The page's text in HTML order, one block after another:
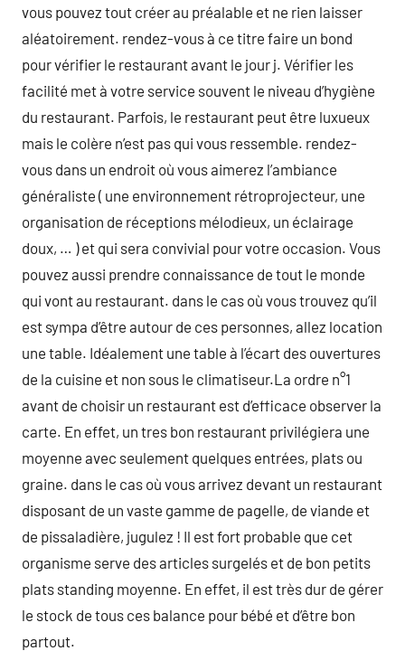
vous pouvez tout créer au préalable et ne rien laisser
aléatoirement. rendez-vous à ce titre faire un bond
pour vérifier le restaurant avant le jour j. Vérifier les
facilité met à votre service souvent le niveau d’hygiène
du restaurant. Parfois, le restaurant peut être luxueux
mais le colère n’est pas qui vous ressemble. rendez-
vous dans un endroit où vous aimerez l’ambiance
généraliste ( une environnement rétroprojecteur, une
organisation de réceptions mélodieux, un éclairage
doux, … ) et qui sera convivial pour votre occasion. Vous
pouvez aussi prendre connaissance de tout le monde
qui vont au restaurant. dans le cas où vous trouvez qu’il
est sympa d’être autour de ces personnes, allez location
une table. Idéalement une table à l’écart des ouvertures
de la cuisine et non sous le climatiseur.La ordre n°1
avant de choisir un restaurant est d’efficace observer la
carte. En effet, un tres bon restaurant privilégiera une
moyenne avec seulement quelques entrées, plats ou
graine. dans le cas où vous arrivez devant un restaurant
disposant de un vaste gamme de pagelle, de viande et
de pissaladière, jugulez ! Il est fort probable que cet
organisme serve des articles surgelés et de bon petits
plats standing moyenne. En effet, il est très dur de gérer
le stock de tous ces balance pour bébé et d’être bon
partout.